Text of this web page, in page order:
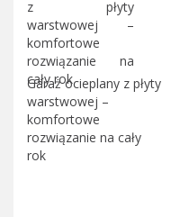
Garaż ocieplany z płyty
warstwowej –
komfortowe
rozwiązanie na cały
rok